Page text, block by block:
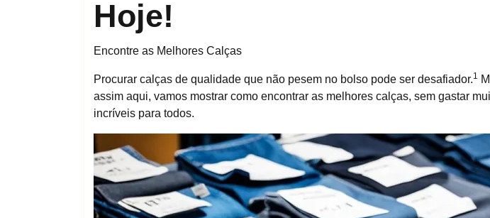
Hoje!
Encontre as Melhores Calças
Procurar calças de qualidade que não pesem no bolso pode ser desafiador.1
assim aqui, vamos mostrar como encontrar as melhores calças, sem gastar
incríveis para todos.